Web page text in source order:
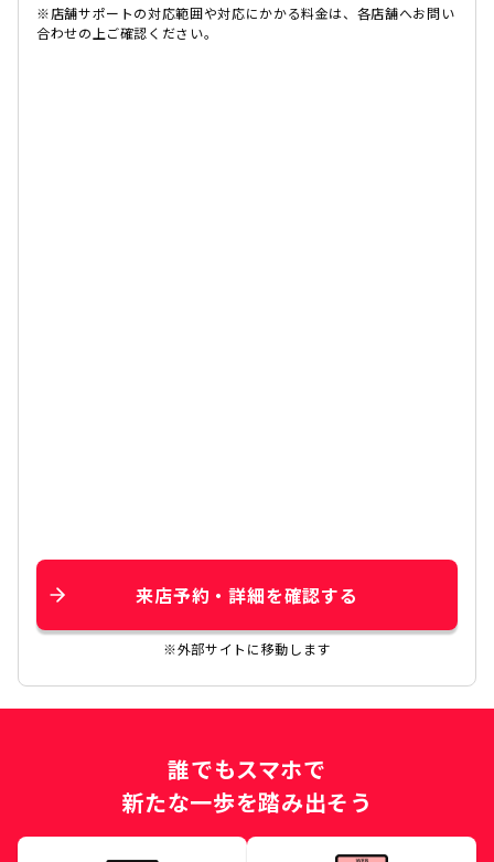
※店舗サポートの対応範囲や対応にかかる料金は、各店舗へお問い
合わせの上ご確認ください。
来店予約・詳細を確認する
※外部サイトに移動します
誰でもスマホで
新たな一歩を踏み出そう